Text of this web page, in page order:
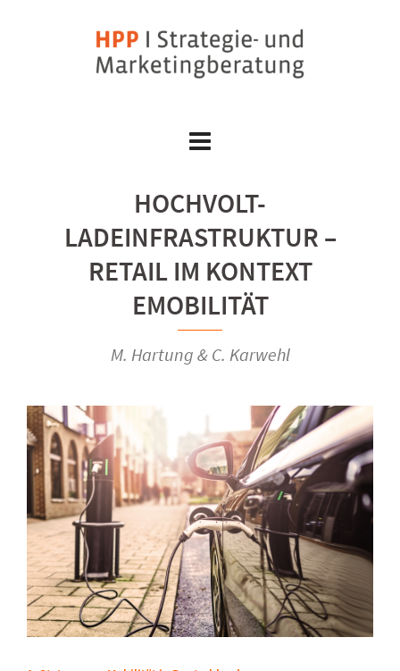
HOCHVOLT-
LADEINFRASTRUKTUR –
RETAIL IM KONTEXT
EMOBILITÄT
M. Hartung & C. Karwehl